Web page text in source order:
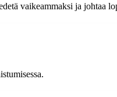
vaikeammaksi ja johtaa